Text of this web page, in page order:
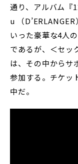
通り、アルバム
u （
いった豪華な4人
であるが、＜セッ
は、その中からサ
参加する。チケッ
中だ。